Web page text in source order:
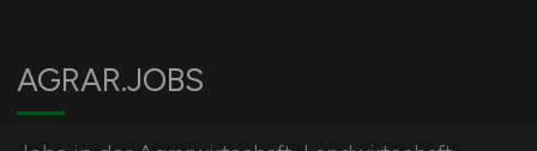
AGRAR.JOBS